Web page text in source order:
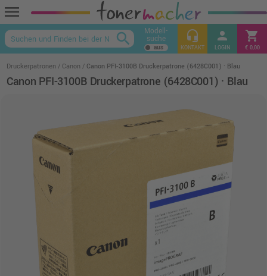
menu
keyboard_arrow_up
search Modell-
suche headset_mic
KONTAKT
person
LOGIN
shopping_cart
€ 0,00
Druckerpatronen Canon Canon PFI-3100B Druckerpatrone (6428C001) · Blau
Canon PFI-3100B Druckerpatrone (6428C001) · Blau